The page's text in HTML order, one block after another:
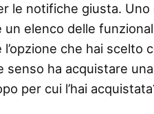
le notifiche giusta.
un elenco delle
che hai scelto
senso ha acquistare
per cui l’hai